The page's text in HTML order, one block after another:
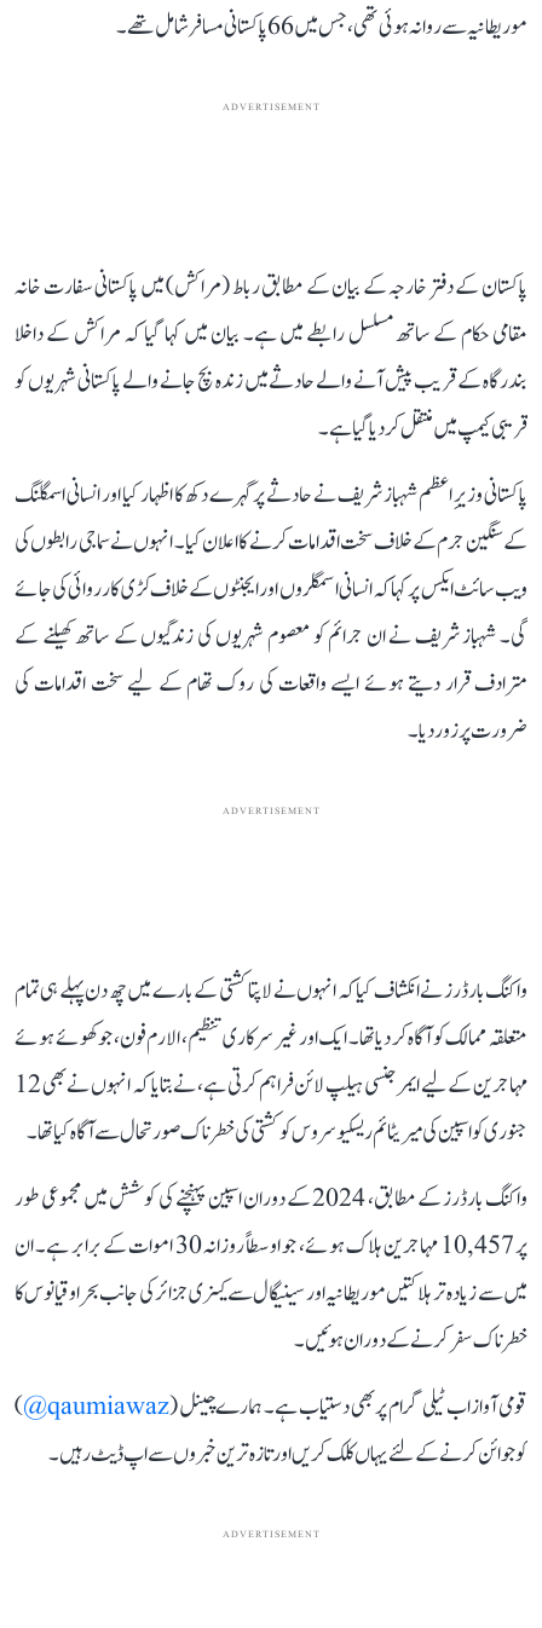
موریطانیہ سے روانہ ہوئی تھی، جس میں 66 پاکستانی مسافر شامل تھے۔
ADVERTISEMENT
پاکستان کے دفتر خارجہ کے بیان کے مطابق رباط (مراکش) میں پاکستانی سفارت خانہ
مقامی حکام کے ساتھ مسلسل رابطے میں ہے۔ بیان میں کہا گیا کہ مراکش کے داخلا
بندرگاہ کے قریب پیش آنے والے حادثے میں زندہ بچ جانے والے پاکستانی شہریوں کو
قریبی کیمپ میں منتقل کر دیا گیا ہے۔
پاکستانی وزیرِ اعظم شہباز شریف نے حادثے پر گہرے دکھ کا اظہار کیا اور انسانی اسمگلنگ
کے سنگین جرم کے خلاف سخت اقدامات کرنے کا اعلان کیا۔ انہوں نے سماجی رابطوں کی
ویب سائٹ ایکس پر کہا کہ انسانی اسمگلروں اور ایجنٹوں کے خلاف کڑی کارروائی کی جائے
گی۔ شہباز شریف نے ان جرائم کو معصوم شہریوں کی زندگیوں کے ساتھ کھیلنے کے
مترادف قرار دیتے ہوئے ایسے واقعات کی روک تھام کے لیے سخت اقدامات کی
ضرورت پر زور دیا۔
ADVERTISEMENT
واکنگ بارڈرز نے انکشاف کیا کہ انہوں نے لاپتا کشتی کے بارے میں چھ دن پہلے ہی تمام
متعلقہ ممالک کو آگاہ کر دیا تھا۔ ایک اور غیر سرکاری تنظیم، الارم فون، جو کھوئے ہوئے
مہاجرین کے لیے ایمرجنسی ہیلپ لائن فراہم کرتی ہے، نے بتایا کہ انہوں نے بھی 12
جنوری کو اسپین کی میریٹائم ریسکیو سروس کو کشتی کی خطرناک صورتحال سے آگاہ کیا تھا۔
واکنگ بارڈرز کے مطابق، 2024 کے دوران اسپین پہنچنے کی کوشش میں مجموعی طور
پر 10,457 مہاجرین ہلاک ہوئے، جو اوسطاً روزانہ 30 اموات کے برابر ہے۔ ان
میں سے زیادہ تر ہلاکتیں موریطانیہ اور سینیگال سے کینری جزائر کی جانب بحر اوقیانوس کا
خطرناک سفر کرنے کے دوران ہوئیں۔
قومی آواز اب ٹیلی گرام پر بھی دستیاب ہے۔ ہمارے چینل (qaumiawaz@
)
کو جوائن کرنے کے لئے یہاں کلک کریں اور تازہ ترین خبروں سے اپ ڈیٹ رہیں۔
ADVERTISEMENT